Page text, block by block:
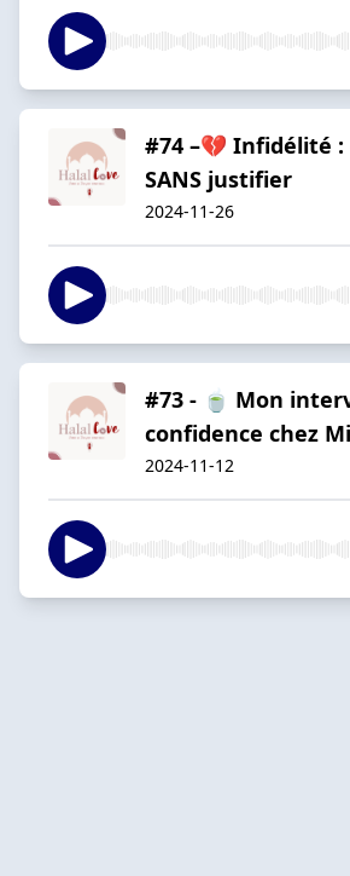
#74 –💔 Infidélité
SANS justifier
2024-11-26
#73 - 🍵 Mon
confidence chez
2024-11-12